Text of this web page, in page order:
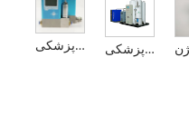
واحد وکیوم پزشکی کارخانه تولید کننده اکسیژن پزشکی PSA